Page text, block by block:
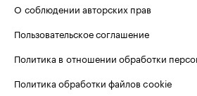
О соблюдении авторских прав
Пользовательское соглашение
Политика в отношении обработки
Политика обработки файлов cookie